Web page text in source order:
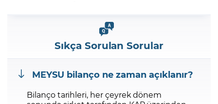
Sıkça Sorulan Sorular
MEYSU bilanço ne zaman açıklanır?
Bilanço tarihleri, her çeyrek dönem